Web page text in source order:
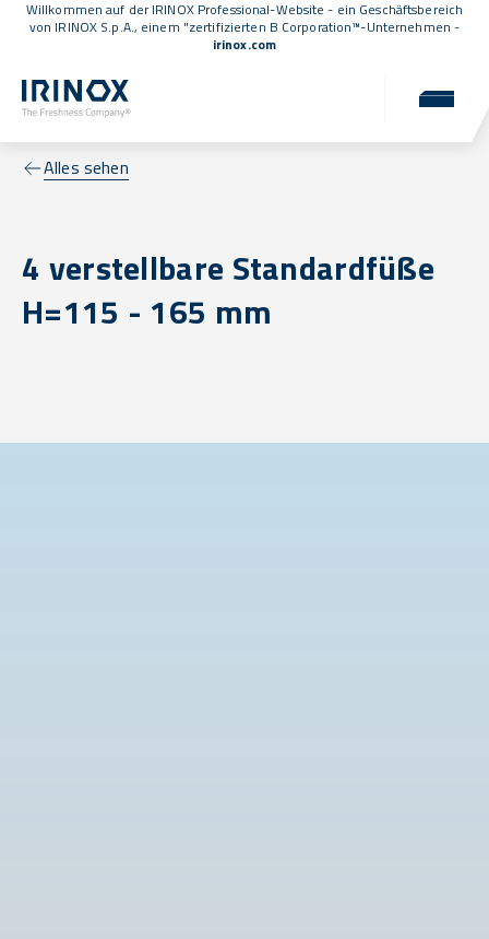
Willkommen auf der IRINOX Professional-Website - ein Geschäftsbereich
von IRINOX S.p.A., einem "zertifizierten B Corporation™-Unternehmen -
irinox.com
Alles sehen
4 verstellbare Standardfüße
H=115 - 165 mm